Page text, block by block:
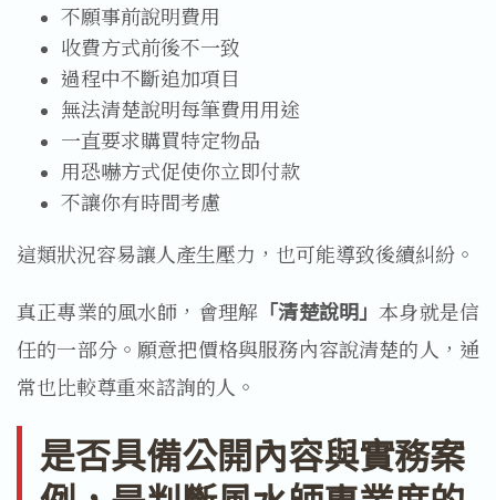
不願事前說明費用
收費方式前後不一致
過程中不斷追加項目
無法清楚說明每筆費用用途
一直要求購買特定物品
用恐嚇方式促使你立即付款
不讓你有時間考慮
這類狀況容易讓人產生壓力，也可能導致後續糾紛。
真正專業的風水師，會理解 「清楚說明」本身就是信
任的一部分。願意把價格與服務內容說清楚的人，通
常也比較尊重來諮詢的人。
是否具備公開內容與實務案